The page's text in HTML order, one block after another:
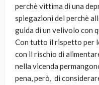
perchè vittima di una
spiegazioni del perchè
guida di un velivolo con
Con tutto il rispetto per
con il rischio di
nella vicenda
pena, però, di